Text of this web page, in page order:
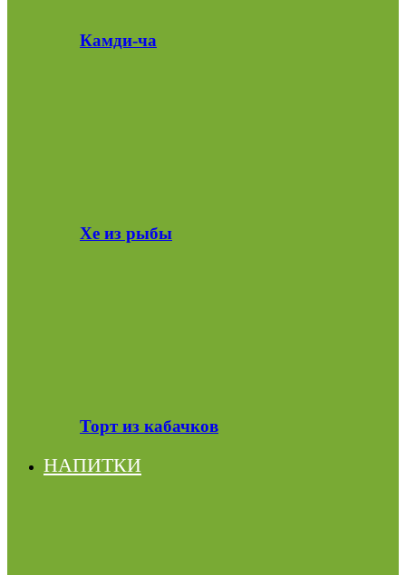
Камди-ча
Хе из рыбы
Торт из кабачков
НАПИТКИ